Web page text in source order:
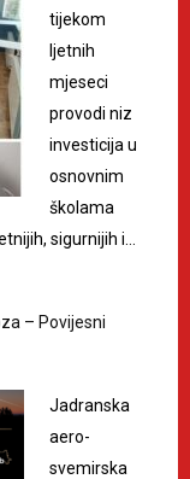
tijekom
ljetnih
mjeseci
provodi niz
investicija u
osnovnim
školama
sigurnijih i…
– Povijesni
Jadranska
aero-
svemirska